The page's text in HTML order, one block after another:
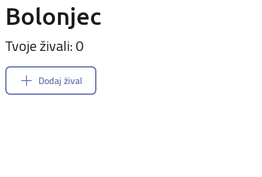
Bolonjec
Tvoje živali: 0
Dodaj žival